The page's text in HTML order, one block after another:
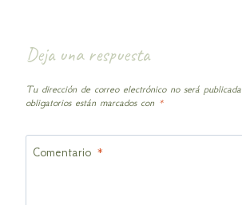
Deja una respuesta
Tu dirección de correo electrónico no será publicada.
obligatorios están marcados con *
Comentario *